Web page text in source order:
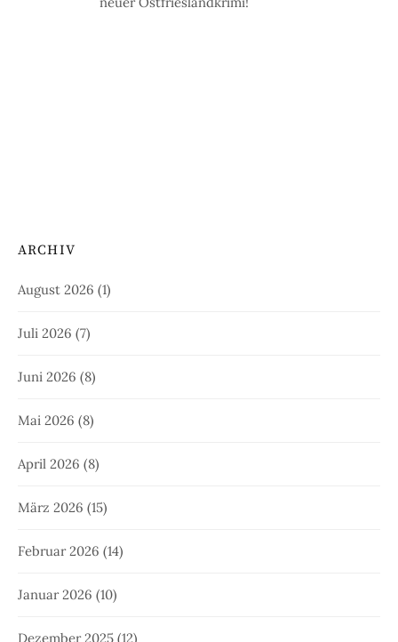
ARCHIV
August 2026 (1)
Juli 2026 (7)
Juni 2026 (8)
Mai 2026 (8)
April 2026 (8)
März 2026 (15)
Februar 2026 (14)
Januar 2026 (10)
Dezember 2025 (12)